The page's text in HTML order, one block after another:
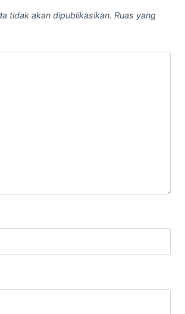
tidak akan dipublikasikan. Ruas yang